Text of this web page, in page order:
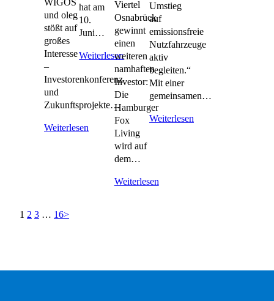
WIGOS
und oleg
stößt auf
großes
Interesse
–
Investorenkonferenz
und
Zukunftsprojekte…
Weiterlesen
hat am
10.
Juni…
Weiterlesen
Viertel
Osnabrück
gewinnt
einen
weiteren
namhaften
Investor:
Die
Hamburger
Fox
Living
wird auf
dem…
Weiterlesen
Umstieg
auf
emissionsfreie
Nutzfahrzeuge
aktiv
begleiten.“
Mit einer
gemeinsamen…
Weiterlesen
1 2 3 … 16>